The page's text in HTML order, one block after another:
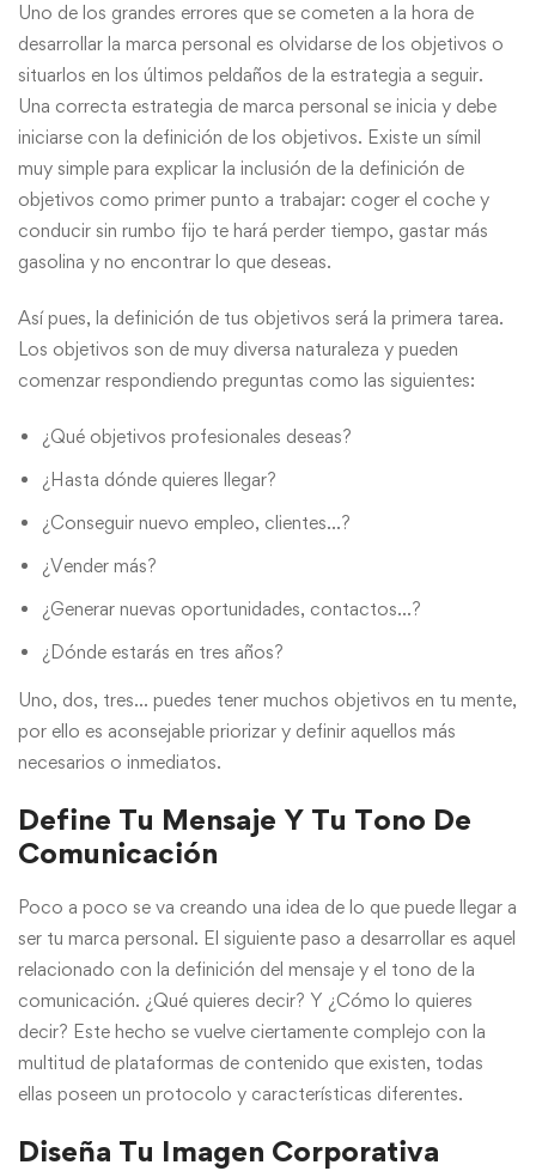
Uno de los grandes errores que se cometen a la hora de
desarrollar la marca personal es olvidarse de los objetivos o
situarlos en los últimos peldaños de la estrategia a seguir.
Una correcta estrategia de marca personal se inicia y debe
iniciarse con la definición de los objetivos. Existe un símil
muy simple para explicar la inclusión de la definición de
objetivos como primer punto a trabajar: coger el coche y
conducir sin rumbo fijo te hará perder tiempo, gastar más
gasolina y no encontrar lo que deseas.
Así pues, la definición de tus objetivos será la primera tarea.
Los objetivos son de muy diversa naturaleza y pueden
comenzar respondiendo preguntas como las siguientes:
¿Qué objetivos profesionales deseas?
¿Hasta dónde quieres llegar?
¿Conseguir nuevo empleo, clientes…?
¿Vender más?
¿Generar nuevas oportunidades, contactos…?
¿Dónde estarás en tres años?
Uno, dos, tres… puedes tener muchos objetivos en tu mente,
por ello es aconsejable priorizar y definir aquellos más
necesarios o inmediatos.
Define Tu Mensaje Y Tu Tono De
Comunicación
Poco a poco se va creando una idea de lo que puede llegar a
ser tu marca personal. El siguiente paso a desarrollar es aquel
relacionado con la definición del mensaje y el tono de la
comunicación. ¿Qué quieres decir? Y ¿Cómo lo quieres
decir? Este hecho se vuelve ciertamente complejo con la
multitud de plataformas de contenido que existen, todas
ellas poseen un protocolo y características diferentes.
Diseña Tu Imagen Corporativa